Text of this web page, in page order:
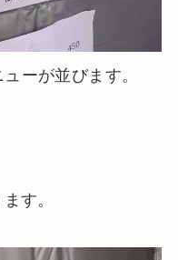
ーが並びます。
す。